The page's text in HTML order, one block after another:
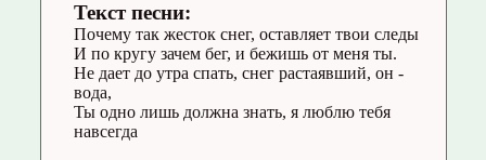
Текст песни:
Почему так жесток снег, оставляет твои следы
И по кругу зачем бег, и бежишь от меня ты.
Не дает до утра спать, снег растаявший, он -
вода,
Ты одно лишь должна знать, я люблю тебя
навсегда